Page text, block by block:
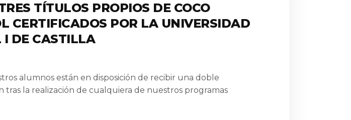
TÍTULOS PROPIOS DE COCO
CERTIFICADOS POR LA UNIVERSIDAD
I DE CASTILLA
alumnos están en disposición de recibir una doble
tras la realización de cualquiera de nuestros programas